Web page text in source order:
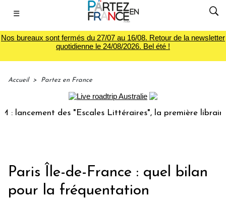
☰
Nos bureaux sont fermés du 27/07 au 16/08. Retour de la newsletter
quotidienne le 24/08/2026. Bel été !
Accueil > Partez en France
des "Escales Littéraires", la première librairie du
Paris Île-de-France : quel bilan
pour la fréquentation